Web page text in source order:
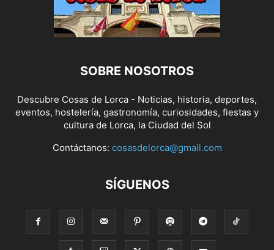
SOBRE NOSOTROS
Descubre Cosas de Lorca - Noticias, historia, deportes,
eventos, hostelería, gastronomía, curiosidades, fiestas y
cultura de Lorca, la Ciudad del Sol
Contáctanos: cosasdelorca@gmail.com
SÍGUENOS